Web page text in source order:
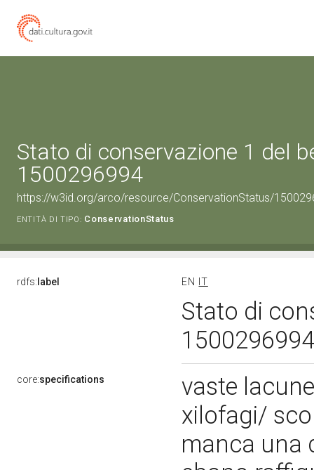
Stato di conservazione 1 del
1500296994
https://w3id.org/arco/resource/ConservationStatus/
ENTITÀ DI TIPO: ConservationStatus
rdfs: label EN IT
Stato di
core:specifications
vaste
xilofagi/
manca una